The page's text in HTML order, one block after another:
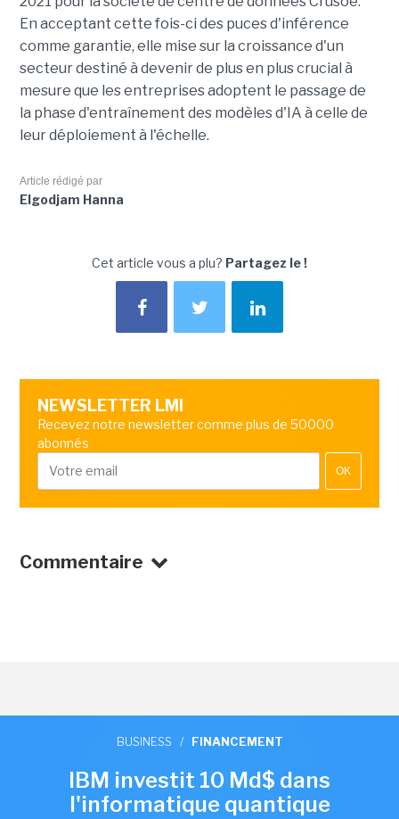
En acceptant cette fois-ci des puces d'inférence
comme garantie, elle mise sur la croissance d'un
secteur destiné à devenir de plus en plus crucial à
mesure que les entreprises adoptent le passage de
la phase d'entraînement des modèles d'IA à celle de
leur déploiement à l'échelle.
Article rédigé par
Elgodjam Hanna
Cet article vous a plu? Partagez le !
NEWSLETTER LMI
Recevez notre newsletter comme plus de 50000
abonnés
OK
Commentaire
BUSINESS / FINANCEMENT
IBM investit 10 Md$ dans
l'informatique quantique